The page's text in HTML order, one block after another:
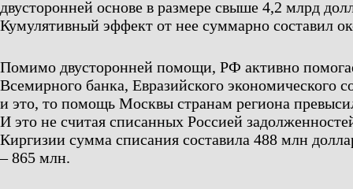
двусторонней основе в размере свыше 4,2 млрд
Кумулятивный эффект от нее суммарно составил
Помимо двусторонней помощи, РФ активно
Всемирного банка, Евразийского экономического
и это, то помощь Москвы странам региона
И это не считая списанных Россией
Киргизии сумма списания составила 488 млн
– 865 млн.